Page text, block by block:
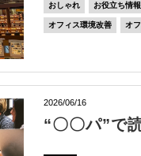
おしゃれ お役立ち情報
オフィス環境改善 オ
2026/06/16
“〇〇パ”で